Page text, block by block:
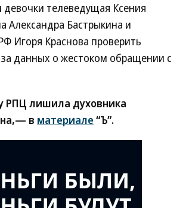
телеведущая Ксения
Александра Бастрыкина и
Игоря Краснова проверить
данных о жестоком обращении с
РПЦ лишила духовника
в материале “Ъ”.